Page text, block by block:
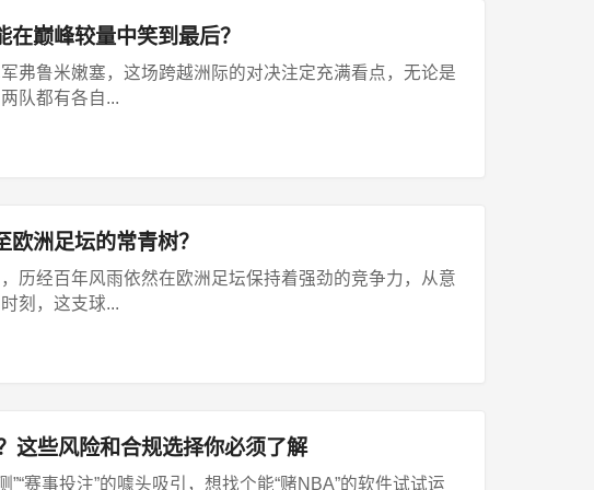
巅峰较量中笑到最后？
弗鲁米嫩塞，这场跨越洲际的对决注定充满看点，无论是
队都有各自...
洲足坛的常青树？
历经百年风雨依然在欧洲足坛保持着强劲的竞争力，从意
刻，这支球...
这些风险和合规选择你必须了解
赛事投注”的噱头吸引，想找个能“赌NBA”的软件试试运